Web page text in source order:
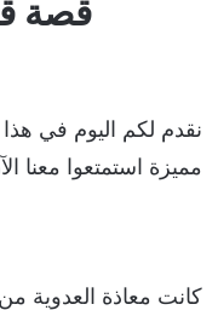
قصة
نقدم لكم اليوم في
مميزة استمتعوا معنا
كانت معاذة العدوية